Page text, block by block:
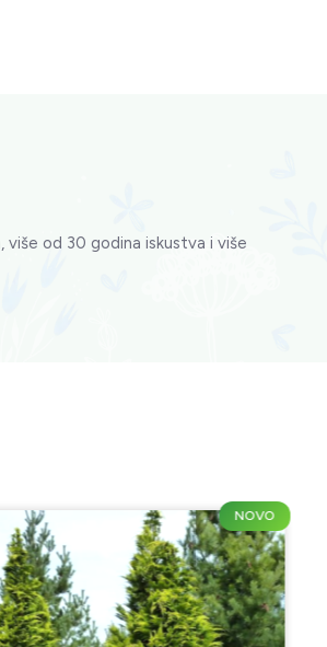
od 30 godina iskustva i više
NOVO